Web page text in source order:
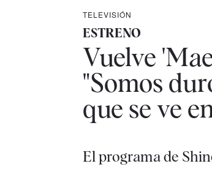
TELEVISIÓN
ESTRENO
Vuelve
"Somos
que se ve
El programa de